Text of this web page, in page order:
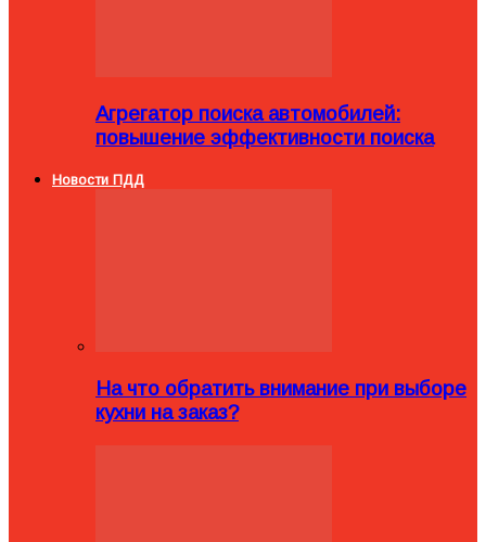
Агрегатор поиска автомобилей:
повышение эффективности поиска
Новости ПДД
На что обратить внимание при выборе
кухни на заказ?